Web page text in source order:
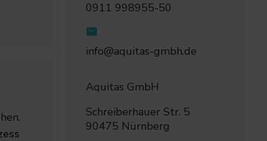
0911 998955-50
info@aquitas-gmbh.de
Aquitas GmbH
Schreiberhauer Str. 5
90475 Nürnberg